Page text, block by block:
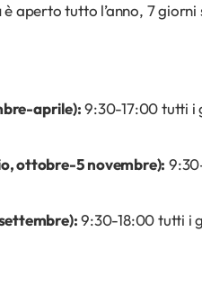
è aperto tutto l’anno, 7 giorni
aprile): 9:30-17:00 tutti i
ottobre-5 novembre):
9:30-18:00 tutti i